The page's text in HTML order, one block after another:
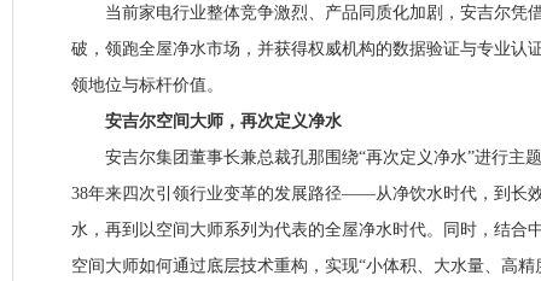
当前家电行业整体竞争激烈、产品同质化加剧，安吉尔凭
破，领跑全屋净水市场，并获得权威机构的数据验证与专业认
领地位与标杆价值。
安吉尔空间大师，再次定义净水
安吉尔集团董事长兼总裁孔那围绕“再次定义净水”进行主
38年来四次引领行业变革的发展路径——从净饮水时代，到长
水，再到以空间大师系列为代表的全屋净水时代。同时，结合
空间大师如何通过底层技术重构，实现“小体积、大水量、高